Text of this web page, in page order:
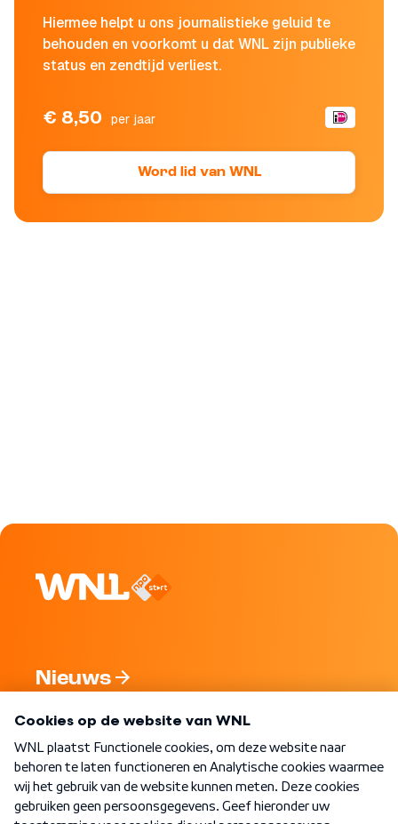
Hiermee helpt u ons journalistieke geluid te
behouden en voorkomt u dat WNL zijn publieke
status en zendtijd verliest.
€ 8,50 per jaar
Word lid van WNL
Nieuws
Nieuwsbrief
Word Lid